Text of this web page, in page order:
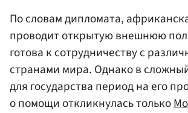
По словам дипломата,
проводит открытую внешнюю
готова к сотрудничеству с
странами мира. Однако в
для государства период на его
о помощи откликнулась только